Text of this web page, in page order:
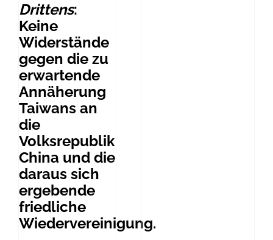
Drittens:
Keine
Widerstände
gegen die zu
erwartende
Annäherung
Taiwans an
die
Volksrepublik
China und die
daraus sich
ergebende
friedliche
Wiedervereinigung.